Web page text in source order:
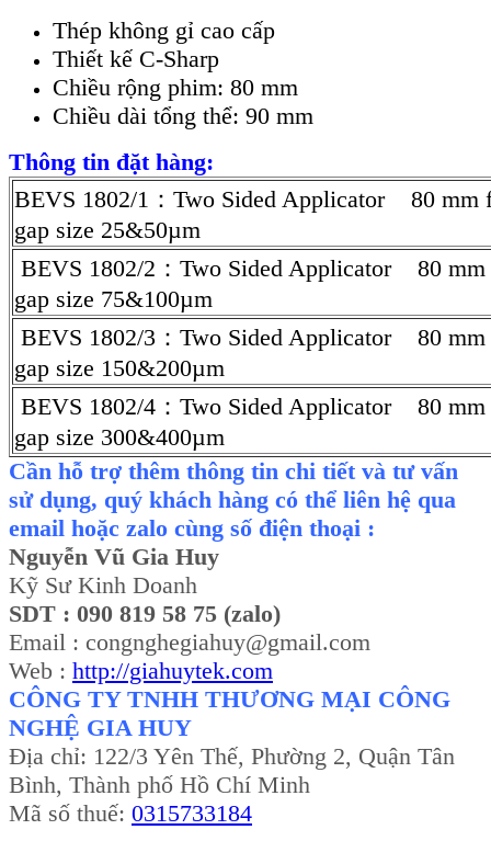
Thép không gỉ cao cấp
Thiết kế C-Sharp
Chiều rộng phim: 80 mm
Chiều dài tổng thể: 90 mm
Thông tin đặt hàng:
BEVS 1802/1：Two Sided Applicator 80
gap size 25&50µm
BEVS 1802/2：Two Sided Applicator 80
gap size 75&100µm
BEVS 1802/3：Two Sided Applicator 80
gap size 150&200µm
BEVS 1802/4：Two Sided Applicator 80
gap size 300&400µm
Cần hỗ trợ thêm thông tin chi tiết và tư vấn
sử dụng, quý khách hàng có thể liên hệ qua
email hoặc zalo cùng số điện thoại :
Nguyễn Vũ Gia Huy
Kỹ Sư Kinh Doanh
SDT : 090 819 58 75 (zalo)
Email : congnghegiahuy@gmail.com
Web : http://giahuytek.com
CÔNG TY TNHH THƯƠNG MẠI CÔNG
NGHỆ GIA HUY
Địa chỉ: 122/3 Yên Thế, Phường 2, Quận Tân
Bình, Thành phố Hồ Chí Minh
Mã số thuế: 0315733184